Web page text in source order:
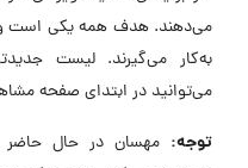
می‌دهند. هدف همه یکی است و
به‌کار می‌گیرند. لیست
می‌توانید در ابتدای صفحه
توجه: